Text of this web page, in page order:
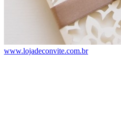
www.lojadeconvite.com.br